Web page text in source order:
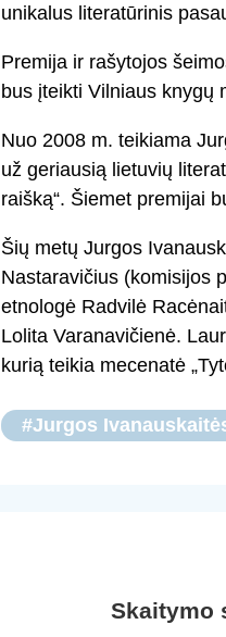
unikalus literatūrinis
Premija ir rašytojos
bus įteikti Vilniaus knygų
Nuo 2008 m. teikiama
už geriausią lietuvių
raišką“. Šiemet premijai
Šių metų Jurgos
Nastaravičius (komisijos
etnologė Radvilė
Lolita Varanavičienė.
kurią teikia mecenatė
#Jurgos
Skaitymo